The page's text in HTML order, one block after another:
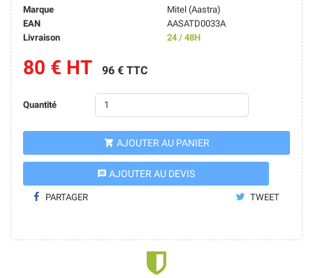
Marque
Mitel (Aastra)
EAN
AASATD0033A
Livraison
24 / 48H
80 € HT 96 € TTC
Quantité
 AJOUTER AU PANIER
message AJOUTER AU DEVIS
PARTAGER TWEET